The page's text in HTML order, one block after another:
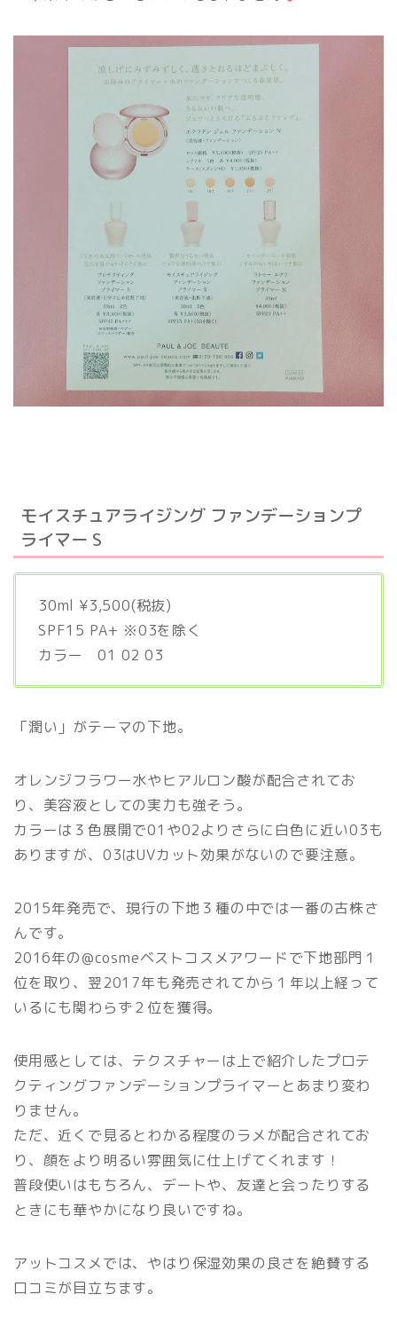
モイスチュアライジング ファンデーションプ
ライマー S
30ml ¥3,500(税抜)
SPF15 PA+ ※03を除く
カラー 01 02 03
「潤い」がテーマの下地。
オレンジフラワー水やヒアルロン酸が配合されてお
り、美容液としての実力も強そう。
カラーは３色展開で01や02よりさらに白色に近い03も
ありますが、03はUVカット効果がないので要注意。
2015年発売で、現行の下地３種の中では一番の古株さ
んです。
2016年の@cosmeベストコスメアワードで下地部門１
位を取り、翌2017年も発売されてから１年以上経って
いるにも関わらず２位を獲得。
使用感としては、テクスチャーは上で紹介したプロテ
クティングファンデーションプライマーとあまり変わ
りません。
ただ、近くで見るとわかる程度のラメが配合されてお
り、顔をより明るい雰囲気に仕上げてくれます！
普段使いはもちろん、デートや、友達と会ったりする
ときにも華やかになり良いですね。
アットコスメでは、やはり保湿効果の良さを絶賛する
口コミが目立ちます。